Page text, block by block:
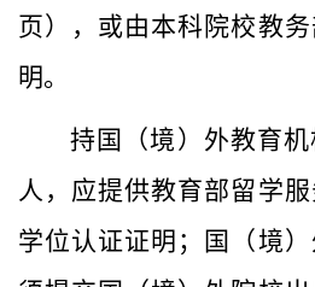
页），或由本科院校教
明。
持国（境）外教育
人，应提供教育部留学
学位认证证明；国（境